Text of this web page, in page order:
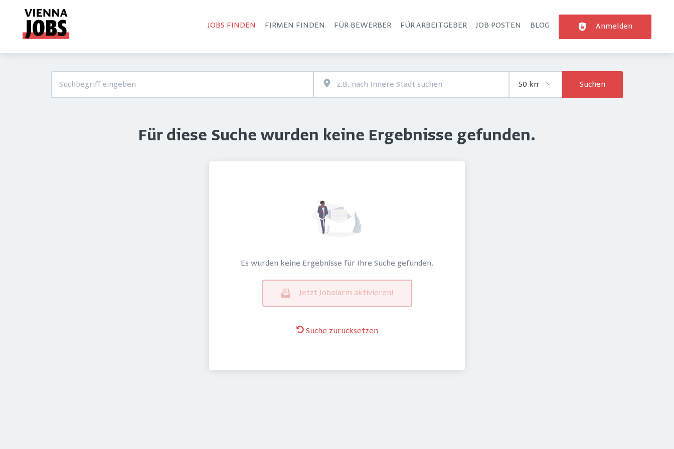
JOBS FINDEN FIRMEN FINDEN FÜR BEWERBER FÜR ARBEITGEBER JOB POSTEN BLOG Anmelden
Suchen
Für diese Suche wurden keine Ergebnisse gefunden.
Es wurden keine Ergebnisse für Ihre Suche gefunden.
Jetzt Jobalarm aktivieren!
Suche zurücksetzen